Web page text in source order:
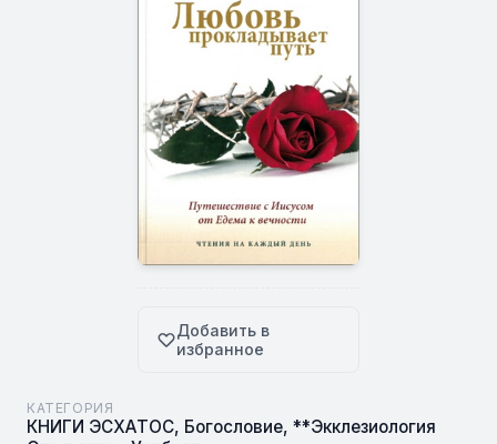
Добавить в
избранное
КАТЕГОРИЯ
КНИГИ ЭСХАТОС, Богословие, **Экклезиология